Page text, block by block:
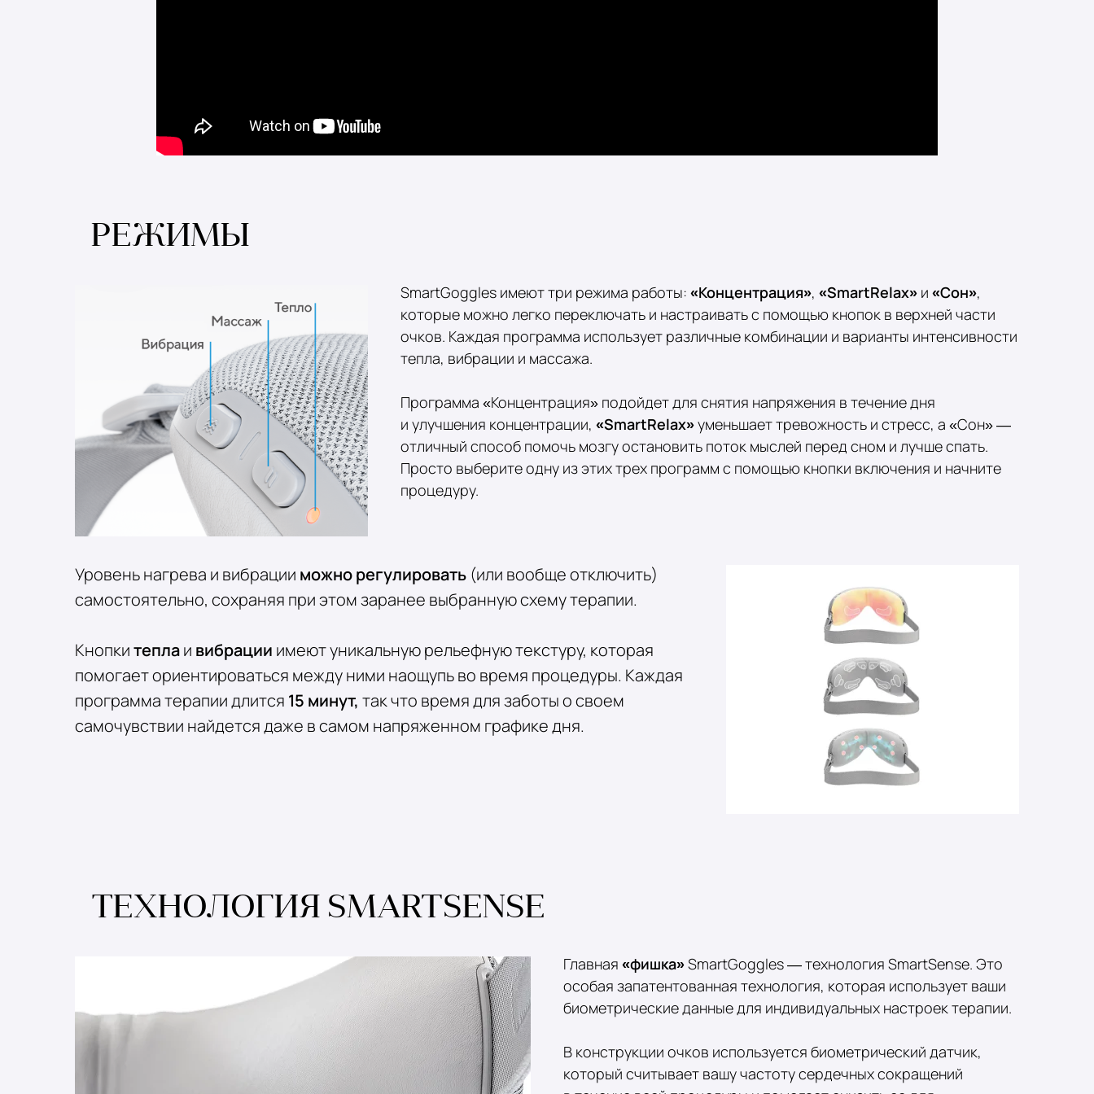
РЕЖИМЫ
SmartGoggles имеют три режима работы: «Концентрация», «SmartRelax» и «Сон»,
которые можно легко переключать и настраивать с помощью кнопок в верхней части
очков. Каждая программа использует различные комбинации и варианты интенсивности
тепла, вибрации и массажа.
Программа «Концентрация» подойдет для снятия напряжения в течение дня
и улучшения концентрации, «SmartRelax»уменьшает тревожность и стресс, а «Сон» —
отличный способ помочь мозгу остановить поток мыслей перед сном и лучше спать.
Просто выберите одну из этих трех программ с помощью кнопки включения и начните
процедуру.
Уровень нагрева и вибрации можно регулировать (или вообще отключить)
самостоятельно, сохраняя при этом заранее выбранную схему терапии.
Кнопкитеплаи вибрации имеют уникальную рельефную текстуру, которая
помогает ориентироваться между ними наощупь во время процедуры. Каждая
программа терапии длится 15 минут, так что время для заботы о своем
самочувствии найдется даже в самом напряженном графике дня.
ТЕХНОЛОГИЯ SMARTSENSE
Главная «фишка»SmartGoggles — технология SmartSense. Это
особая запатентованная технология, которая использует ваши
биометрические данные для индивидуальных настроек терапии.
В конструкции очков используется биометрический датчик,
который считывает вашу частоту сердечных сокращений